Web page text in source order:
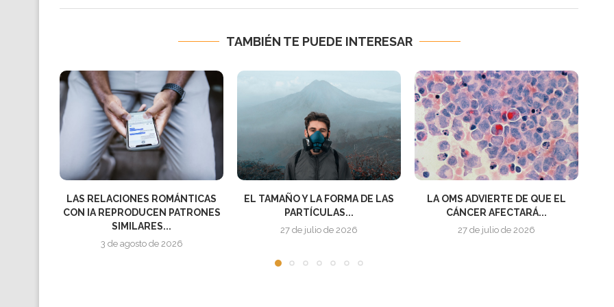
TAMBIÉN TE PUEDE INTERESAR
EL TAMAÑO Y LA FORMA DE LAS
PARTÍCULAS...
27 de julio de 2026
LA OMS ADVIERTE DE QUE EL
CÁNCER AFECTARÁ...
27 de julio de 2026
¿POR QUÉ LLAMARLAS PAUSAS
DE HIDRATACIÓN CUANDO SON...
17 de julio de 2026